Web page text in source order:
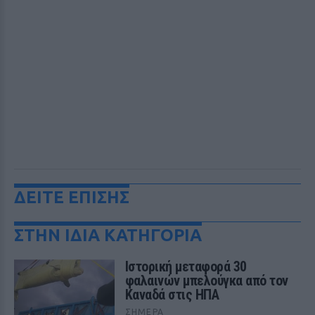
ΔΕΙΤΕ ΕΠΙΣΗΣ
ΣΤΗΝ ΙΔΙΑ ΚΑΤΗΓΟΡΙΑ
Ιστορική μεταφορά 30
φαλαινών μπελούγκα από τον
Καναδά στις ΗΠΑ
ΣΉΜΕΡΑ